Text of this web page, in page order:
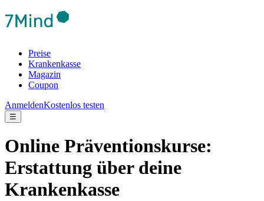
Preise
Krankenkasse
Magazin
Coupon
AnmeldenKostenlos testen
☰
Online Präventionskurse:
Erstattung über deine
Krankenkasse